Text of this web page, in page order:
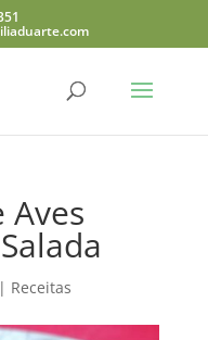
Aves
Receitas